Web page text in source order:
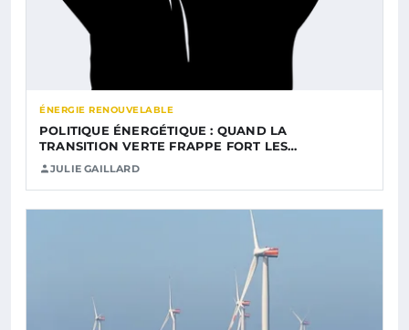
ÉNERGIE RENOUVELABLE
POLITIQUE ÉNERGÉTIQUE : QUAND LA
TRANSITION VERTE FRAPPE FORT LES…
JULIE GAILLARD